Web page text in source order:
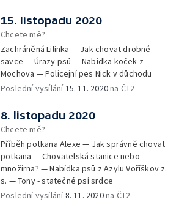
15. listopadu 2020
Chcete mě?
Zachráněná Lilinka — Jak chovat drobné
savce — Úrazy psů — Nabídka koček z
Mochova — Policejní pes Nick v důchodu
Poslední vysílání15. 11. 2020na ČT2
8. listopadu 2020
Chcete mě?
Příběh potkana Alexe — Jak správně chovat
potkana — Chovatelská stanice nebo
množírna? — Nabídka psů z Azylu Voříškov z.
s. — Tony - statečné psí srdce
Poslední vysílání8. 11. 2020na ČT2